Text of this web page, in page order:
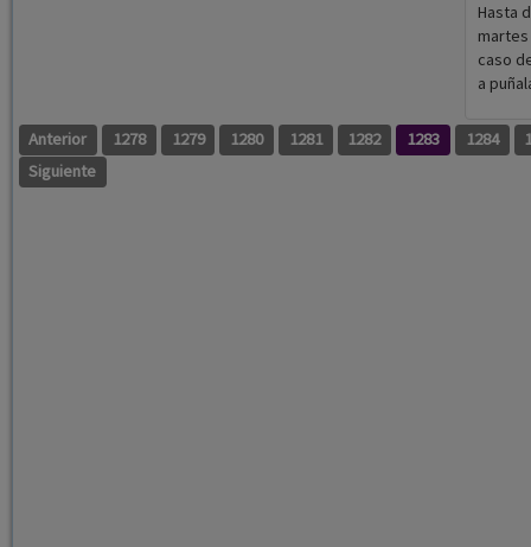
Hasta
caso
a
Anterior 1278 1279 1280 1281 1282 1283 1284
Siguiente